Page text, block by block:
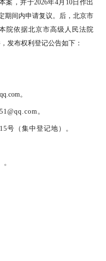
案，并于2026年4月10日作出
期间内申请复议。 后， 北京市
院依据北京市高级人民法院
发布权利登记公告如下：
。
。
号（集中登记地）。